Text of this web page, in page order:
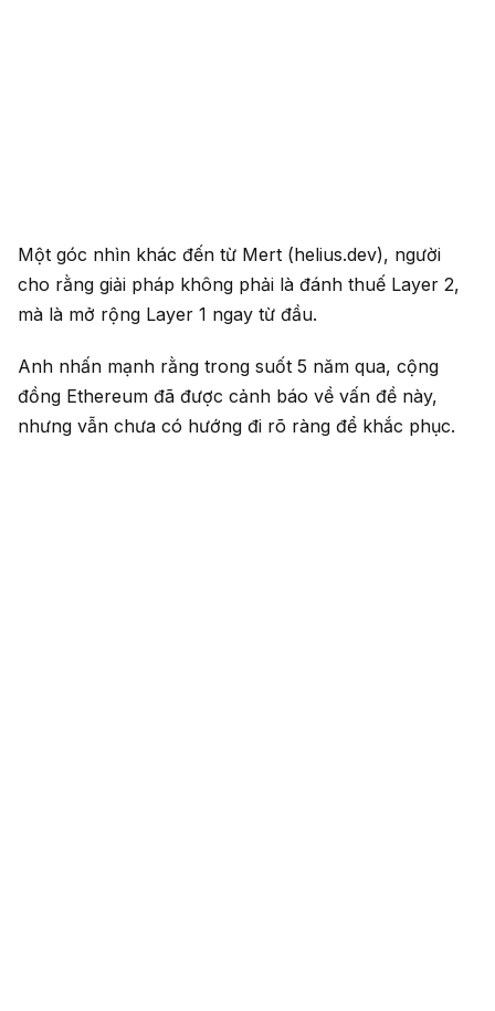
Một góc nhìn khác đến từ Mert (helius.dev), người
cho rằng giải pháp không phải là đánh thuế Layer 2,
mà là mở rộng Layer 1 ngay từ đầu.
Anh nhấn mạnh rằng trong suốt 5 năm qua, cộng
đồng Ethereum đã được cảnh báo về vấn đề này,
nhưng vẫn chưa có hướng đi rõ ràng để khắc phục.